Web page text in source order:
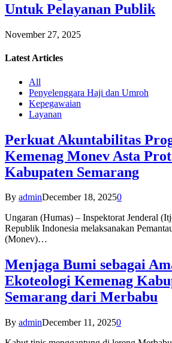
Untuk Pelayanan Publik
November 27, 2025
Latest Articles
All
Penyelenggara Haji dan Umroh
Kepegawaian
Layanan
Perkuat Akuntabilitas
Kemenag Monev Asta
Kabupaten Semarang
By adminDecember 18, 20250
Ungaran (Humas) – Inspektorat Jenderal
Republik Indonesia melaksanakan
(Monev)…
Menjaga Bumi sebagai
Ekoteologi Kemenag
Semarang dari Merbabu
By adminDecember 11, 20250